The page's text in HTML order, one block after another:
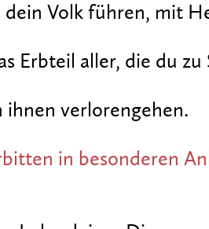
dein Volk führen, mit
Erbteil aller, die du zu
ihnen verlorengehen.
in besonderen